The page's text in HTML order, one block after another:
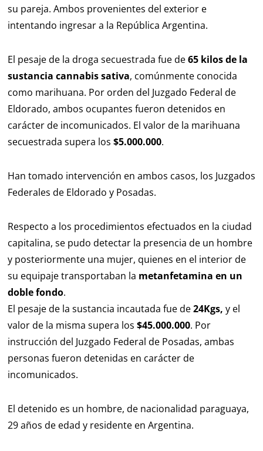
su pareja. Ambos provenientes del exterior e
intentando ingresar a la República Argentina.
El pesaje de la droga secuestrada fue de65 kilos de la
sustancia cannabis sativa, comúnmente conocida
como marihuana. Por orden del Juzgado Federal de
Eldorado, ambos ocupantes fueron detenidos en
carácter de incomunicados. El valor de la marihuana
secuestrada supera los $5.000.000.
Han tomado intervención en ambos casos, los Juzgados
Federales de Eldorado y Posadas.
Respecto a los procedimientos efectuados en la ciudad
capitalina, se pudo detectar la presencia de un hombre
y posteriormente una mujer, quienes en el interior de
su equipaje transportaban la metanfetamina en un
doble fondo.
El pesaje de la sustancia incautada fue de24Kgs, y el
valor de la misma supera los $45.000.000. Por
instrucción del Juzgado Federal de Posadas, ambas
personas fueron detenidas en carácter de
incomunicados.
El detenido es un hombre, de nacionalidad paraguaya,
29 años de edad y residente en Argentina.